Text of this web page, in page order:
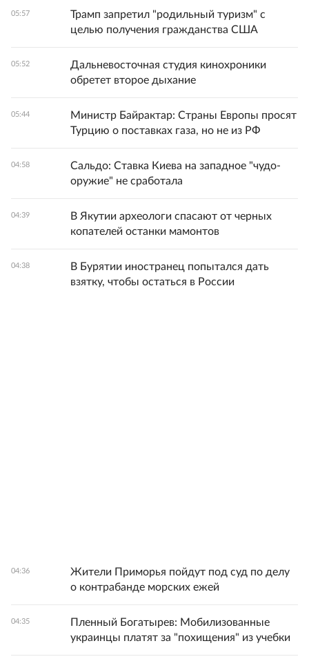
05:57
Трамп запретил "родильный туризм" с
целью получения гражданства США
05:52
Дальневосточная студия кинохроники
обретет второе дыхание
05:44
Министр Байрактар: Страны Европы просят
Турцию о поставках газа, но не из РФ
04:58
Сальдо: Ставка Киева на западное "чудо-
оружие" не сработала
04:39
В Якутии археологи спасают от черных
копателей останки мамонтов
04:38
В Бурятии иностранец попытался дать
взятку, чтобы остаться в России
04:36
Жители Приморья пойдут под суд по делу
о контрабанде морских ежей
04:35
Пленный Богатырев: Мобилизованные
украинцы платят за "похищения" из учебки